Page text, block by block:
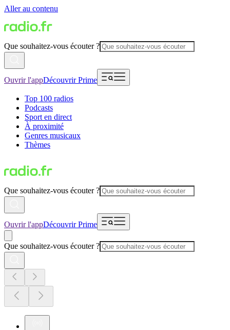
Aller au contenu
Que souhaitez-vous écouter ?
Ouvrir l'appDécouvrir Prime
Top 100 radios
Podcasts
Sport en direct
À proximité
Genres musicaux
Thèmes
Que souhaitez-vous écouter ?
Ouvrir l'appDécouvrir Prime
Que souhaitez-vous écouter ?